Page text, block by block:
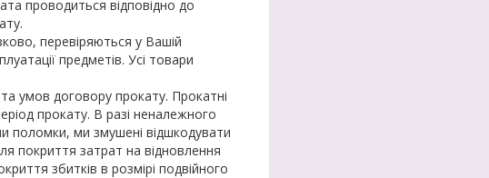
проводиться відповідно до
перевіряються у Вашій
предметів. Усі товари
умов договору прокату. Прокатні
прокату. В разі неналежного
поломки, ми змушені відшкодувати
покриття затрат на відновлення
збитків в розмірі подвійного